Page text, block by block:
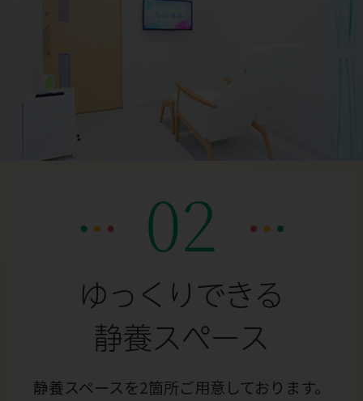
02
ゆっくりできる
静養スペース
静養スペースを2箇所ご用意しております。